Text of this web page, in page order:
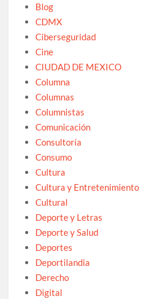
Blog
CDMX
Ciberseguridad
Cine
CIUDAD DE MEXICO
Columna
Columnas
Columnistas
Comunicación
Consultoría
Consumo
Cultura
Cultura y Entretenimiento
Cultural
Deporte y Letras
Deporte y Salud
Deportes
Deportilandia
Derecho
Digital